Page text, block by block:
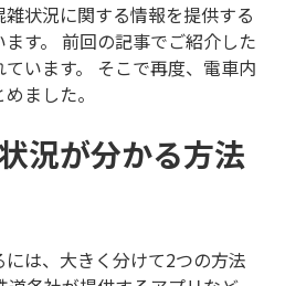
状況に関する情報を提供する
す。 前回の記事でご紹介した
います。 そこで再度、電車内
ました。
況が分かる方法
は、大きく分けて2つの方法